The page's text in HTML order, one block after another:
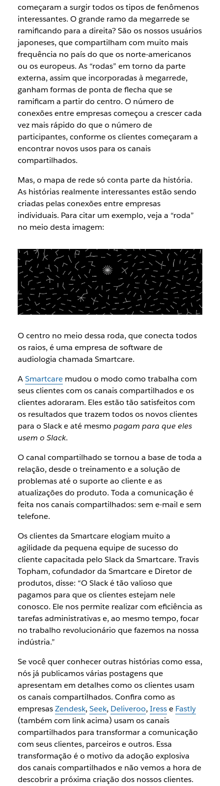
começaram a surgir todos os tipos de fenômenos
interessantes. O grande ramo da megarrede se
ramificando para a direita? São os nossos usuários
japoneses, que compartilham com muito mais
frequência no país do que os norte-americanos
ou os europeus. As “rodas” em torno da parte
externa, assim que incorporadas à megarrede,
ganham formas de ponta de flecha que se
ramificam a partir do centro. O número de
conexões entre empresas começou a crescer cada
vez mais rápido do que o número de
participantes, conforme os clientes começaram a
encontrar novos usos para os canais
compartilhados.
Mas, o mapa de rede só conta parte da história.
As histórias realmente interessantes estão sendo
criadas pelas conexões entre empresas
individuais. Para citar um exemplo, veja a “roda”
no meio desta imagem:
O centro no meio dessa roda, que conecta todos
os raios, é uma empresa de software de
audiologia chamada Smartcare.
ASmartcaremudou o modo como trabalha com
seus clientes com os canais compartilhados e os
clientes adoraram. Eles estão tão satisfeitos com
os resultados que trazem todos os novos clientes
para o Slack e até mesmo pagam para que eles
usem o Slack.
O canal compartilhado se tornou a base de toda a
relação, desde o treinamento e a solução de
problemas até o suporte ao cliente e as
atualizações do produto. Toda a comunicação é
feita nos canais compartilhados: sem e-mail e sem
telefone.
Os clientes da Smartcare elogiam muito a
agilidade da pequena equipe de sucesso do
cliente capacitada pelo Slack da Smartcare. Travis
Topham, cofundador da Smartcare e Diretor de
produtos, disse: “O Slack é tão valioso que
pagamos para que os clientes estejam nele
conosco. Ele nos permite realizar com eficiência as
tarefas administrativas e, ao mesmo tempo, focar
no trabalho revolucionário que fazemos na nossa
indústria.”
Se você quer conhecer outras histórias como essa,
nós já publicamos várias postagens que
apresentam em detalhes como os clientes usam
os canais compartilhados. Confira como as
empresasZendesk, Seek, Deliveroo, Iresse Fastly
(também com link acima) usam os canais
compartilhados para transformar a comunicação
com seus clientes, parceiros e outros. Essa
transformação é o motivo da adoção explosiva
dos canais compartilhados e não vemos a hora de
descobrir a próxima criação dos nossos clientes.